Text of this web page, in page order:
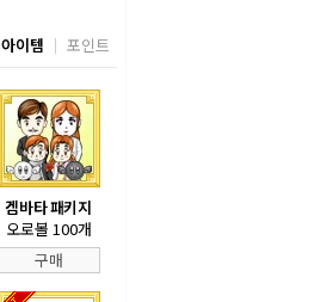
아이템 포인트
겜바타 패키지
오로볼 100개
구매